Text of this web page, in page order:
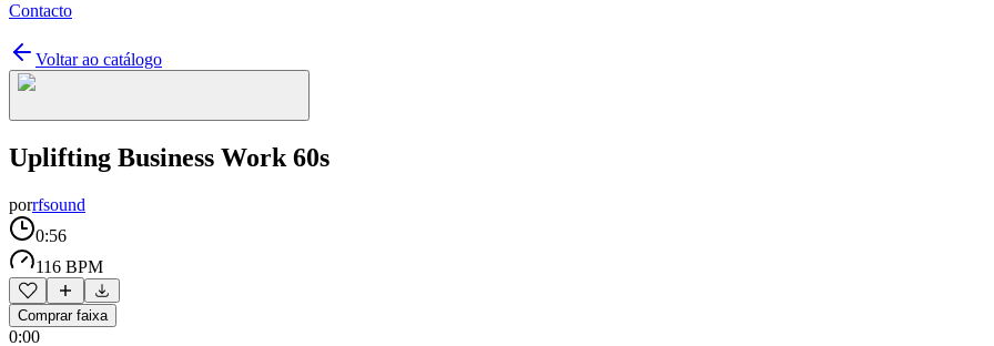
Contacto
Voltar ao catálogo
Uplifting Business Work 60s
porrfsound
0:56
116 BPM
Comprar faixa
0:00